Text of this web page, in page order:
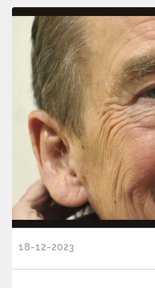
18-12-2023